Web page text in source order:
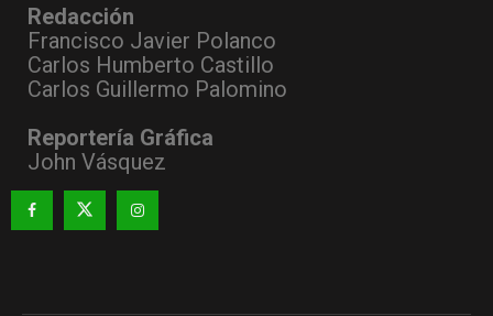
Redacción
Francisco Javier Polanco
Carlos Humberto Castillo
Carlos Guillermo Palomino
Reportería Gráfica
John Vásquez